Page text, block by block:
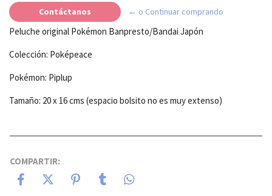
Contáctanos ← o Continuar comprando
Peluche original Pokémon Banpresto/Bandai Japón
Colección: Poképeace
Pokémon: Piplup
Tamaño: 20 x 16 cms (espacio bolsito no es muy extenso)
COMPARTIR: